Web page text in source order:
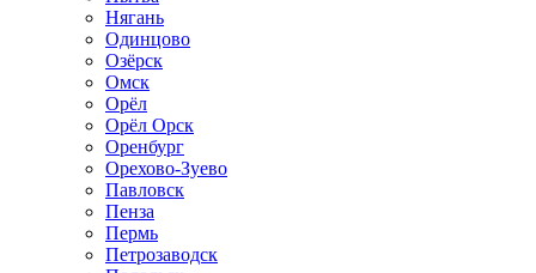
Нягань
Одинцово
Озёрск
Омск
Орёл
Орёл Орск
Оренбург
Орехово-Зуево
Павловск
Пенза
Пермь
Петрозаводск